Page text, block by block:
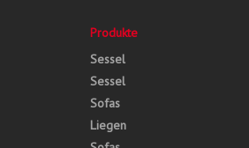
Produkte
Sessel
Sessel
Sofas
Liegen